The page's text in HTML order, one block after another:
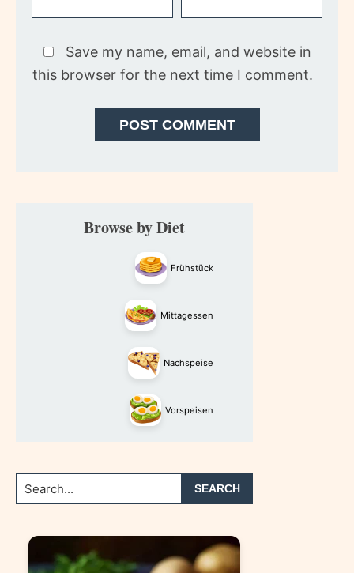
Save my name, email, and website in
this browser for the next time I comment.
Primary
SidebarBrowse by Diet
Frühstück
Mittagessen
Nachspeise
Vorspeisen
Search...